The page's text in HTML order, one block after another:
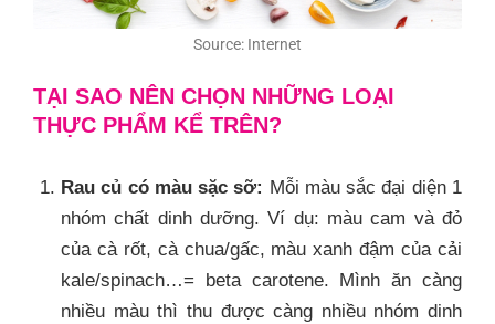
Source: Internet
TẠI SAO NÊN CHỌN NHỮNG LOẠI
THỰC PHẨM KỂ TRÊN?
Rau củ có màu sặc sỡ: Mỗi màu sắc đại diện 1
nhóm chất dinh dưỡng. Ví dụ: màu cam và đỏ
của cà rốt, cà chua/gấc, màu xanh đậm của cải
kale/spinach…= beta carotene. Mình ăn càng
nhiều màu thì thu được càng nhiều nhóm dinh